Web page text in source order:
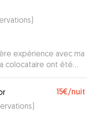
)
expérience avec ma
colocataire ont été
Je recommande.”
15€/nuit
)